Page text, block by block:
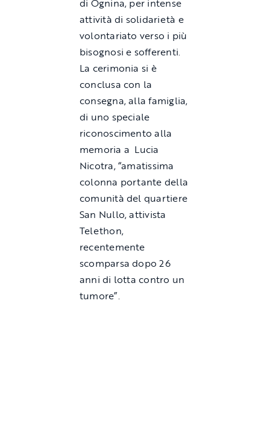
attività di solidarietà e
volontariato verso i più
bisognosi e sofferenti.
La cerimonia si è
conclusa con la
consegna, alla famiglia,
di uno speciale
riconoscimento alla
memoria a Lucia
Nicotra, “amatissima
colonna portante della
comunità del quartiere
San Nullo, attivista
Telethon,
recentemente
scomparsa dopo 26
anni di lotta contro un
tumore”.